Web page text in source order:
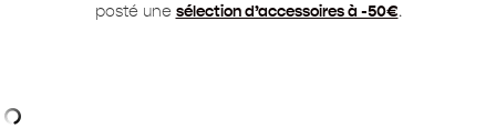
posté une sélection d’accessoires à -50€.